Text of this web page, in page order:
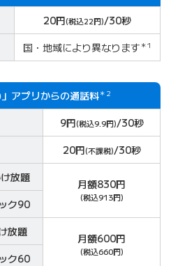
20円(税込22円)/30秒
国・地域により異なります ＊1
アプリからの通話料＊2
9円(税込9.9円)/30秒
20円(不課税)/30秒
放題 月額830円
(税込913円)
ク90
放題 月額600円
(税込660円)
ク60